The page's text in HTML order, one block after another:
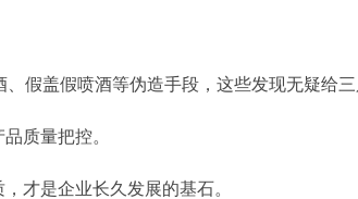
假盖假喷酒等伪造手段，这些发现无疑给三
质量把控。
才是企业长久发展的基石。